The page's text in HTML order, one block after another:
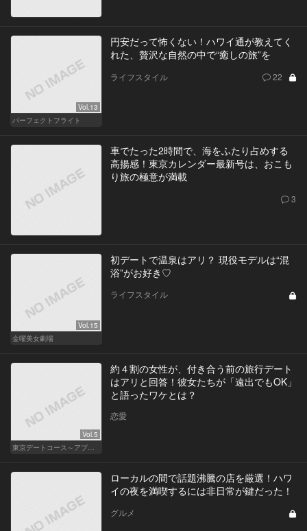
Vol.13
パーフェクトフライト
円安だって怖くない！ハワイ通が教えてく
れた、贅沢な自然の中で“癒しの旅”を
ライフスタイル 22
車でたった2時間で、海をふたり占めする
高揚感！東京カレンダー最新号は、おこも
り旅の極意が満載
3
Vol.15
金曜美女劇場
初デートで温泉はアリ？ 現役モデルは“混
浴”がお好き♡
ライフスタイル
Vol.5
約４割の女性が、付き合う前の旅行デート
はアリと回答！彼女たちが「遠出でもOK」
と語ったワケとは？
恋愛
ローカルの間で話題沸騰の店を厳選！ハワ
イの夜を満喫するには非日常が鍵だった！
グルメ